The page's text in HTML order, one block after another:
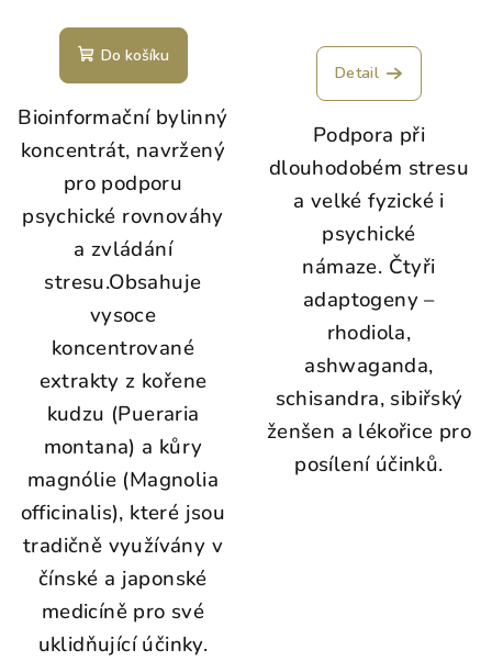
Do košíku
Bioinformační bylinný
koncentrát, navržený
pro podporu
psychické rovnováhy
a zvládání
stresu.Obsahuje
vysoce
koncentrované
extrakty z kořene
kudzu (Pueraria
montana) a kůry
magnólie (Magnolia
officinalis), které jsou
tradičně využívány v
čínské a japonské
medicíně pro své
uklidňující účinky.
Detail
Podpora při
dlouhodobém stresu
a velké fyzické i
psychické
námaze. Čtyři
adaptogeny –
rhodiola,
ashwaganda,
schisandra, sibiřský
ženšen a lékořice pro
posílení účinků.